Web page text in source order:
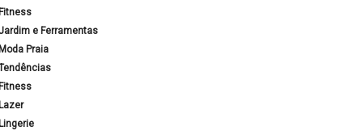
e Ferramentas
Praia